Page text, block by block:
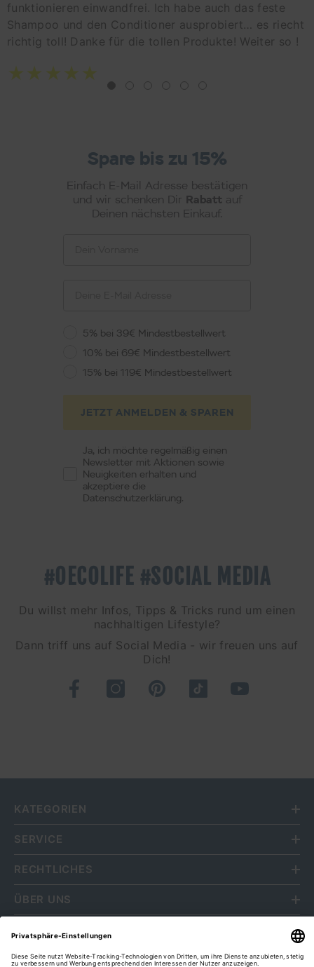
funktionieren einwandfrei. Ich habe auch das feste
Shampoo und den Conditioner ausprobiert… es riecht
richtig toll! Danke für die tollen Produkte! Weiter so !
Spare bis zu 15%
Einfach E-Mail Adresse bestätigen
und wir schenken Dir Rabattauf
Deinen nächsten Einkauf.
Rabattstaffel
5% bei 39€ Mindestbestellwert
10% bei 69€ Mindestbestellwert
15% bei 119€ Mindestbestellwert
JETZT ANMELDEN & SPAREN
Ja, ich möchte regelmäßig einen
Newsletter mit Aktionen sowie
Neuigkeiten erhalten und
akzeptiere die
Datenschutzerklärung.
#OECOLIFE #SOCIAL MEDIA
Du willst mehr Infos, Tipps & Tricks rund um einen
nachhaltigen Lifestyle?
Dann triff uns auf Social Media - wir freuen uns auf
Dich!
KATEGORIEN
SERVICE
RECHTLICHES
ÜBER UNS